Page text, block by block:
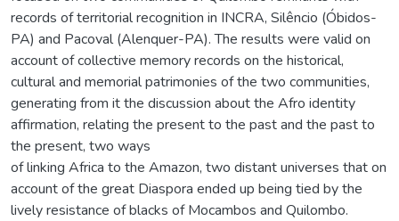
records of territorial recognition in INCRA, Silêncio (Óbidos-
PA) and Pacoval (Alenquer-PA). The results were valid on
account of collective memory records on the historical,
cultural and memorial patrimonies of the two communities,
generating from it the discussion about the Afro identity
affirmation, relating the present to the past and the past to
the present, two ways
of linking Africa to the Amazon, two distant universes that on
account of the great Diaspora ended up being tied by the
lively resistance of blacks of Mocambos and Quilombo.